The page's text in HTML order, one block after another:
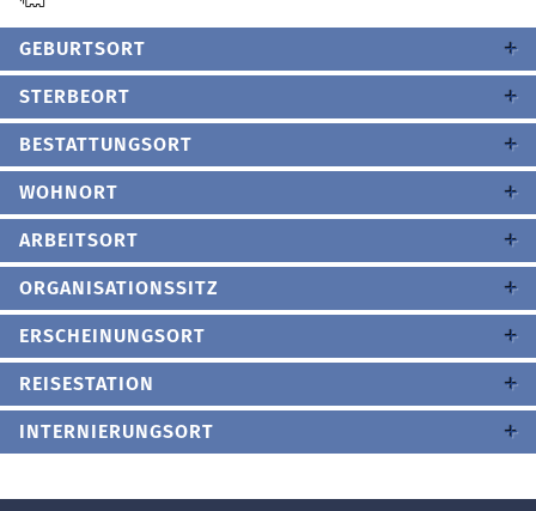
GEBURTSORT
STERBEORT
BESTATTUNGSORT
WOHNORT
ARBEITSORT
ORGANISATIONSSITZ
ERSCHEINUNGSORT
REISESTATION
INTERNIERUNGSORT